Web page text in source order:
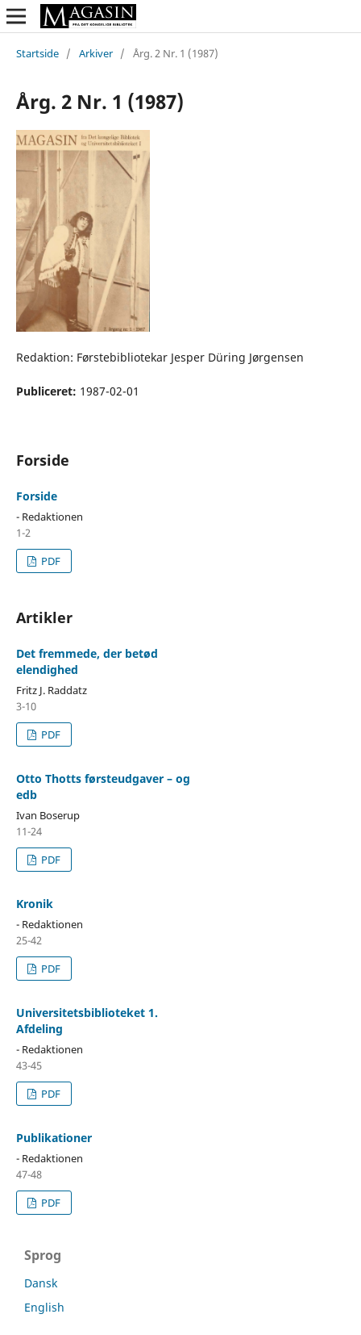
Startside / Arkiver / Årg. 2 Nr. 1 (1987)
Årg. 2 Nr. 1 (1987)
Redaktion: Førstebibliotekar Jesper Düring Jørgensen
Publiceret: 1987-02-01
Forside
Forside
- Redaktionen
1-2
PDF
Artikler
Det fremmede, der betød
elendighed
Fritz J. Raddatz
3-10
PDF
Otto Thotts førsteudgaver – og
edb
Ivan Boserup
11-24
PDF
Kronik
- Redaktionen
25-42
PDF
Universitetsbiblioteket 1.
Afdeling
- Redaktionen
43-45
PDF
Publikationer
- Redaktionen
47-48
PDF
Sprog
Dansk
English